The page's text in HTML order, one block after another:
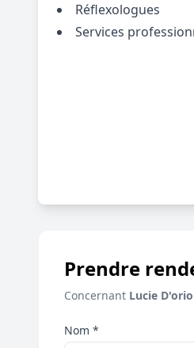
Réflexologues
Services
Prendre
Concernant Lucie
Nom *